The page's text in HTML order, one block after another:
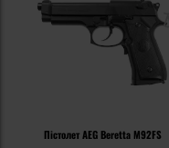
Пістолет AEG Beretta M92FS